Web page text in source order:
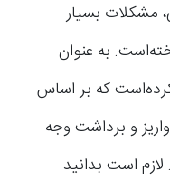
مشکلات بسیار
به عنوان
که بر اساس
و برداشت وجه
است بدانید